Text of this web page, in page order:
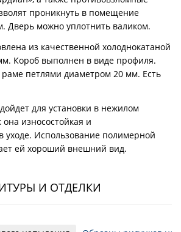
проникнуть в помещение
Дверь можно уплотнить валиком.
из качественной холоднокатаной
Короб выполнен в виде профиля.
раме петлями диаметром 20 мм. Есть
для установки в нежилом
износостойкая и
уходе. Использование полимерной
ей хороший внешний вид.
И ОТДЕЛКИ